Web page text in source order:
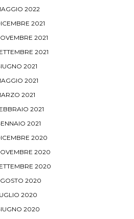
2022
2021
2021
2021
2021
2021
2021
2021
2021
2020
2020
2020
2020
2020
2020